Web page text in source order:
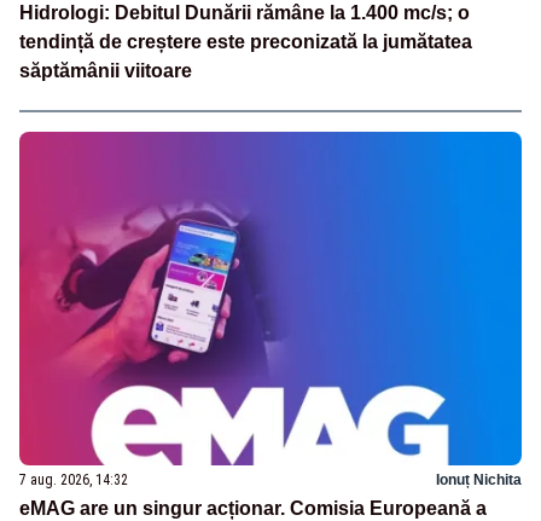
Hidrologi: Debitul Dunării rămâne la 1.400 mc/s; o
tendință de creștere este preconizată la jumătatea
săptămânii viitoare
7 aug. 2026, 14:32 Ionuț Nichita
eMAG are un singur acționar. Comisia Europeană a